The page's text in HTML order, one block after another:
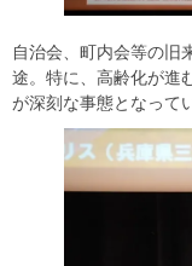
自治会、町内会等の旧
途。特に、高齢化が進
が深刻な事態となって